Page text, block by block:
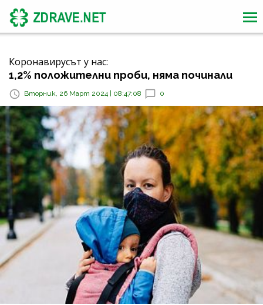
Коронавирусът у нас:
1,2% положителни проби, няма починали
Вторник, 26 Март 2024 | 08:47:08 0